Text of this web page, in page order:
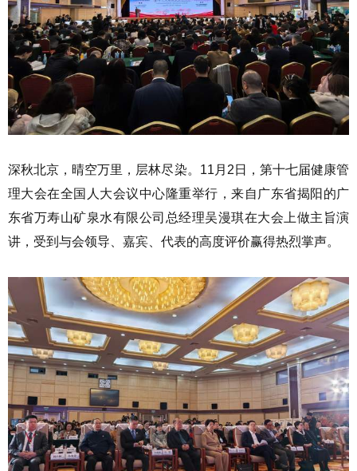
深秋北京，晴空万里，层林尽染。11月2日，第十七届健康管
理大会在全国人大会议中心隆重举行，来自广东省揭阳的广
东省万寿山矿泉水有限公司总经理吴漫琪在大会上做主旨演
讲，受到与会领导、嘉宾、代表的高度评价赢得热烈掌声。